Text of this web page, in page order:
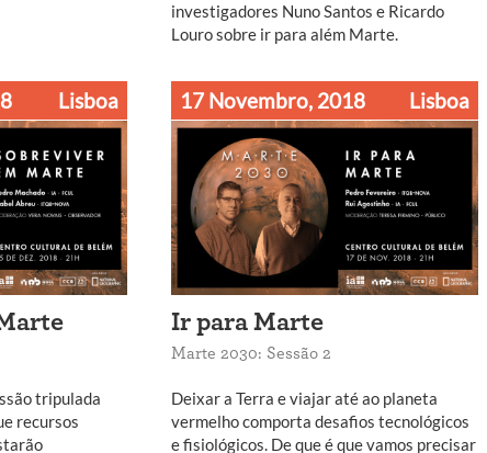
investigadores Nuno Santos e Ricardo
Louro sobre ir para além Marte.
Lisboa
tripulada
recursos
17 Novembro, 2018 Lisboa
Ir para Marte
Marte 2030: Sessão 2
Deixar a Terra e viajar até ao planeta
vermelho comporta desafios tecnológicos
e fisiológicos. De que é que vamos precisar